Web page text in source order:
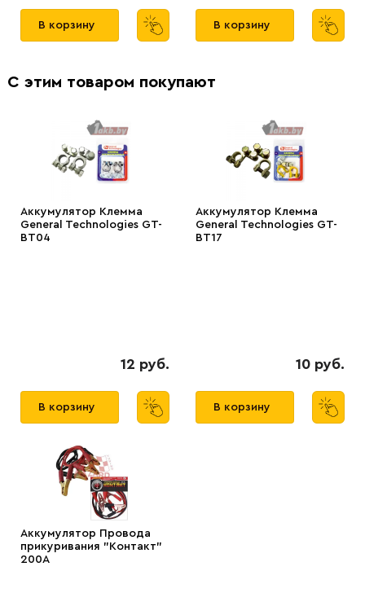
В корзину В корзину
С этим товаром покупают
Аккумулятор Клемма
General Technologies GT-
BT04
12 руб.
В корзину
Аккумулятор Клемма
General Technologies GT-
BT17
10 руб.
В корзину
Аккумулятор Провода
прикуривания "Контакт"
200А